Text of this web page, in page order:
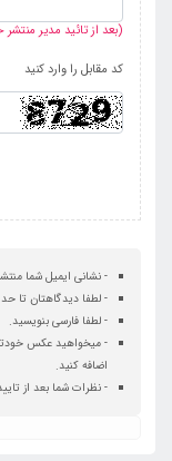
(بعد از تائید مدیر
کد مقابل را وارد کنید
- نشانی ایمیل شما
- لطفا دیدگاهتان تا
- لطفا فارسی بنویسید.
- میخواهید عکس
اضافه کنید.
- نظرات شما بعد از